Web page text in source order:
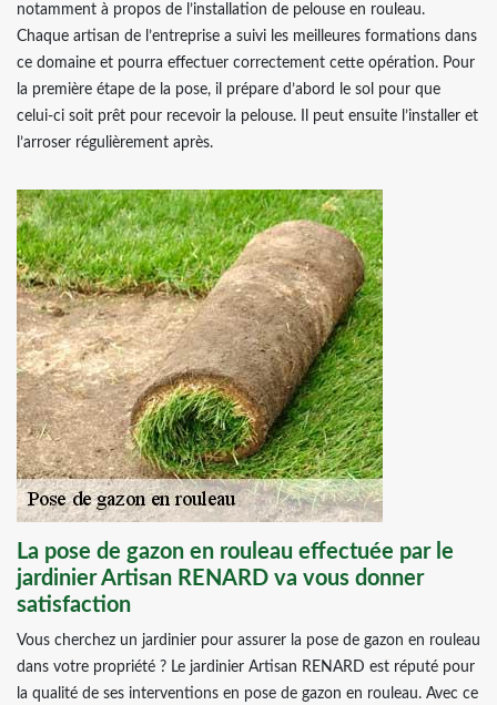
notamment à propos de l’installation de pelouse en rouleau.
Chaque artisan de l’entreprise a suivi les meilleures formations dans
ce domaine et pourra effectuer correctement cette opération. Pour
la première étape de la pose, il prépare d’abord le sol pour que
celui-ci soit prêt pour recevoir la pelouse. Il peut ensuite l’installer et
l’arroser régulièrement après.
La pose de gazon en rouleau effectuée par le
jardinier Artisan RENARD va vous donner
satisfaction
Vous cherchez un jardinier pour assurer la pose de gazon en rouleau
dans votre propriété ? Le jardinier Artisan RENARD est réputé pour
la qualité de ses interventions en pose de gazon en rouleau. Avec ce